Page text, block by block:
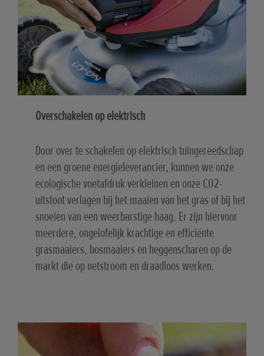
Overschakelen op elektrisch
Door over te schakelen op elektrisch tuingereedschap
en een groene energieleverancier, kunnen we onze
ecologische voetafdruk verkleinen en onze CO2-
uitstoot verlagen bij het maaien van het gras of bij het
snoeien van een weerbarstige haag. Er zijn hiervoor
meerdere, ongelofelijk krachtige en efficiënte
grasmaaiers, bosmaaiers en heggenscharen op de
markt die op netstroom en draadloos werken.